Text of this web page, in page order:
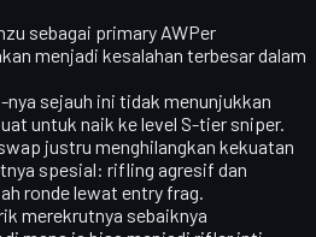
sebagai primary AWPer
menjadi kesalahan terbesar dalam
nya sejauh ini tidak menunjukkan
untuk naik ke level S-tier sniper.
justru menghilangkan kekuatan
spesial: rifling agresif dan
ronde lewat entry frag.
merekrutnya sebaiknya